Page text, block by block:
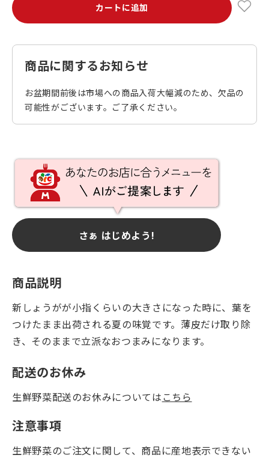
カートに追加
商品に関するお知らせ
お盆期間前後は市場への商品入荷大幅減のため、欠品の
可能性がございます。ご了承ください。
さぁ はじめよう!
商品説明
新しょうがが小指くらいの大きさになった時に、葉を
つけたまま出荷される夏の味覚です。薄皮だけ取り除
き、そのままで立派なおつまみになります。
配送のお休み
生鮮野菜配送のお休みについては こちら
注意事項
生鮮野菜のご注文に関して、商品に産地表示できない